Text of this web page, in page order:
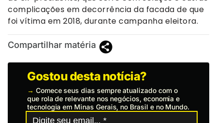
complicações em decorrência da facada de que
foi vítima em 2018, durante campanha eleitora.
Compartilhar matéria
Gostou desta notícia?
→ Comece seus dias sempre atualizado com o
que rola de relevante nos negócios, economia e
tecnologia em Minas Gerais, no Brasil e no Mundo.